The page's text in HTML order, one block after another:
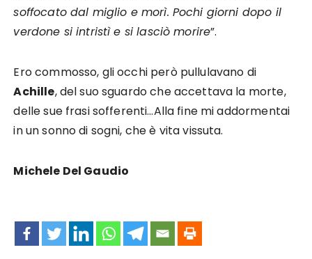
soffocato dal miglio e morì. Pochi giorni dopo il
verdone si intristì e si lasciò morire”.
Ero commosso, gli occhi però pullulavano di
Achille, del suo sguardo che accettava la morte,
delle sue frasi sofferenti…Alla fine mi addormentai
in un sonno di sogni, che è vita vissuta.
Michele Del Gaudio